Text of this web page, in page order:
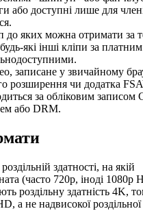
або доступні лише для
до яких можна отримати за
які інші кліпи за
записане у звичайному
розширення чи додатка
за обліковим записом
або DRM.
здатності, на якій
(часто 720p, іноді 1080p
роздільну здатність 4K,
а не надвисокої роздільної